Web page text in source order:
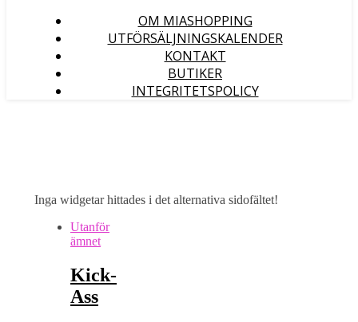
OM MIASHOPPING
UTFÖRSÄLJNINGSKALENDER
KONTAKT
BUTIKER
INTEGRITETSPOLICY
Inga widgetar hittades i det alternativa sidofältet!
Utanför
ämnet
Kick-
Ass